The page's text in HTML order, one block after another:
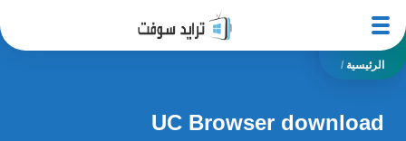
الرئيسية /
UC Browser download